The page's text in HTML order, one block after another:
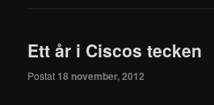
Ett år i Ciscos tecken
Postat 18 november, 2012